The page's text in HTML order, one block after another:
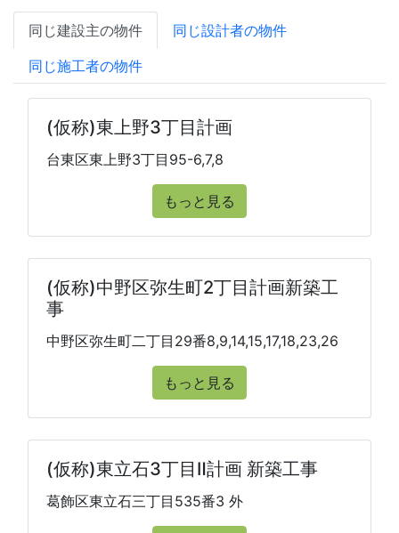
同じ建設主の物件
同じ設計者の物件
同じ施工者の物件
(仮称)東上野3丁目計画
台東区東上野3丁目95-6,7,8
もっと見る
(仮称)中野区弥生町2丁目計画新築工
事
中野区弥生町二丁目29番8,9,14,15,17,18,23,26
もっと見る
(仮称)東立石3丁目Ⅱ計画 新築工事
葛飾区東立石三丁目535番3 外